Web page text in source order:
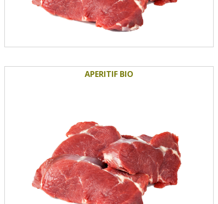
APERITIF BIO